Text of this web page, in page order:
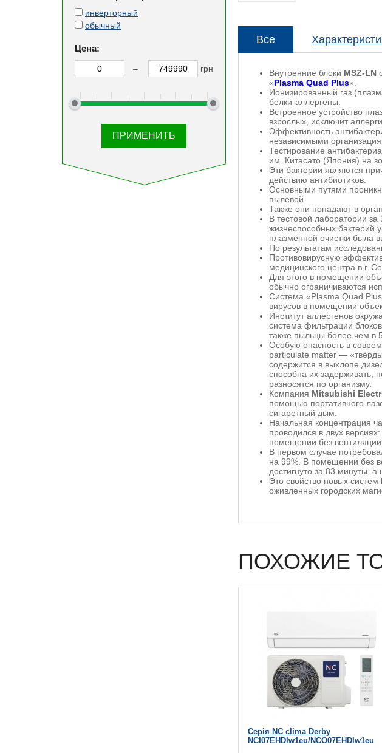
Все
Внутренние блоки MSZ-LN
«Plasma Quad Plus».
Ионизированный газ
белки-аллергены.
Встроенное устройство
взрослых, исключит
Эффективность
независимыми
Тестирование
им. Китасато (Япония) на
Эти бактерии являются
действию антибиотиков.
Основными путями
пылевой.
Также они попадают в
В тестовой лаборатории
жизнеспособных бактерий
плазменной очистки была
По результатам
Противовирусную
медицинского центра в г.
Для этого в помещении
обычно ограничиваются
Система «Plasma Quad
вирусов в помещении
Институт аллергенов
система фильтрации
также пыльцы более чем в
Особую опасность в
particulate matter —
содержится в выхлопе
способна их задерживать,
разносятся по организму.
Компания Mitsubishi
помощью портативного
сигаретный дым.
Начальная концентрация
проводился в двух
помещении без вентиляции.
В первом случае
на 99%. В помещении без
достигнуто за 83 минуты,
Это свойство новых систем
оживленных городских
ПОХОЖИЕ
Серія NC clima Derby
NCI07EHDIw1eu/NCO07EHDIw1eu
инверторный
обычный
Цена:
– грн